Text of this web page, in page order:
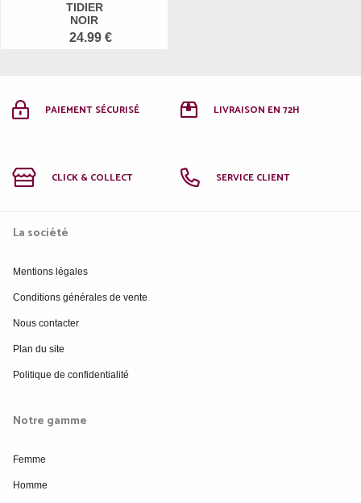
TIDIER
NOIR
24.99 €
PAIEMENT SÉCURISÉ LIVRAISON EN 72H
CLICK & COLLECT SERVICE CLIENT
La société
Mentions légales
Conditions générales de vente
Nous contacter
Plan du site
Politique de confidentialité
Notre gamme
Femme
Homme